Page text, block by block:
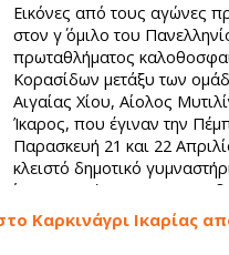
Εικόνες από τους αγώνες
στον γ΄ όμιλο του
πρωταθλήματος
Κορασίδων μετάξυ των
Αιγαίας Χίου, Αίολος
Ίκαρος, που έγιναν την
Παρασκευή 21 και 22
κλειστό δημοτικό
και νικήτρια και στους
στο πρωτάθλημα
Καρκινάγρι Ικαρίας